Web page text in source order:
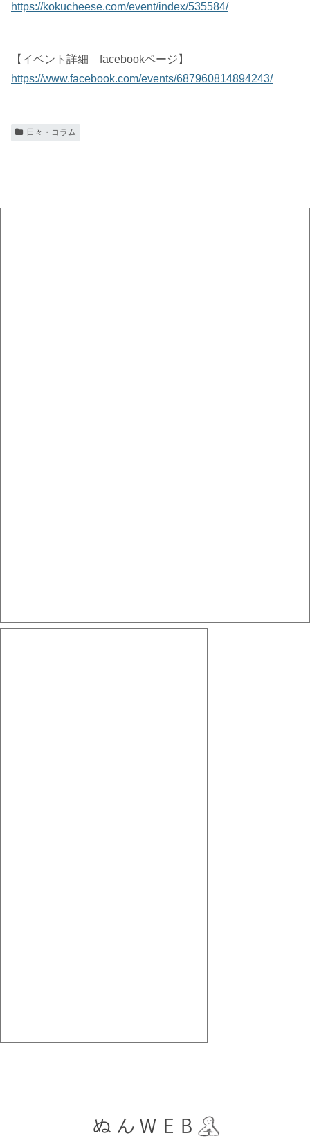
https://kokucheese.com/event/index/535584/
【イベント詳細 facebookページ】
https://www.facebook.com/events/687960814894243/
日々・コラム